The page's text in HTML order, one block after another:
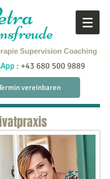
Supervision Coaching
: +43 680 500 9889
vereinbaren